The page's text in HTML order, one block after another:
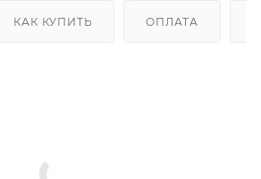
КАК КУПИТЬ ОПЛАТА